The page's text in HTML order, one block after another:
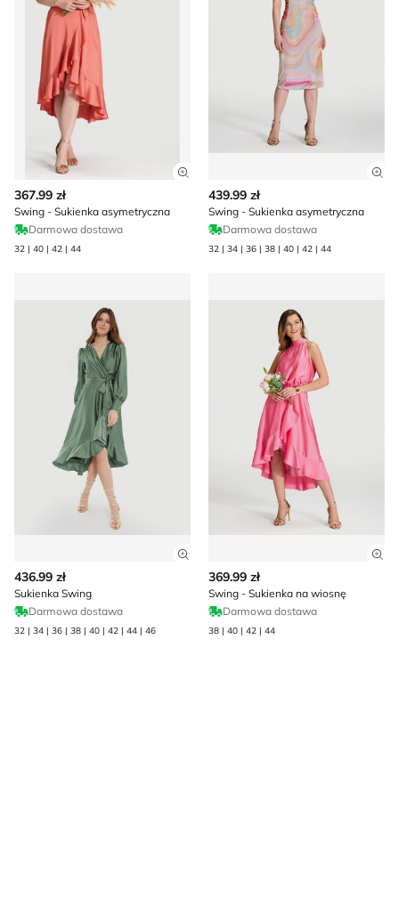
Zobacz szczegóły produktu
367.99 zł
Swing - Sukienka asymetryczna
Darmowa dostawa
32 | 40 | 42 | 44
439.99 zł
Swing - Sukienka asymetryczna
Darmowa dostawa
32 | 34 | 36 | 38 | 40 | 42 | 44
Zobacz szczegóły produktu
436.99 zł
Sukienka Swing
Darmowa dostawa
32 | 34 | 36 | 38 | 40 | 42 | 44 | 46
369.99 zł
Swing - Sukienka na wiosnę
Darmowa dostawa
38 | 40 | 42 | 44